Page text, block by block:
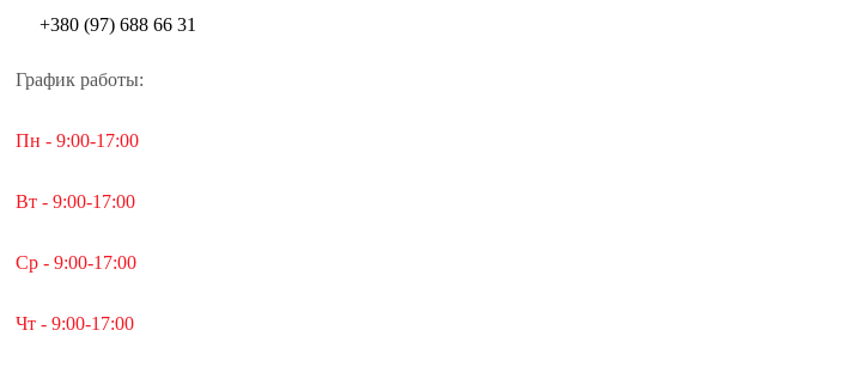
+380 (97) 688 66 31
График работы:
Пн - 9:00-17:00
Вт - 9:00-17:00
Ср - 9:00-17:00
Чт - 9:00-17:00